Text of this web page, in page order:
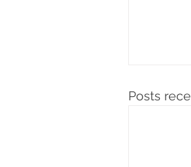
Posts